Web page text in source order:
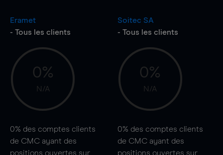
Eramet
- Tous les clients
0%
N/A
0% des comptes clients
de CMC ayant des
positions ouvertes sur
Soitec SA
- Tous les clients
0%
N/A
0% des comptes clients
de CMC ayant des
positions ouvertes sur